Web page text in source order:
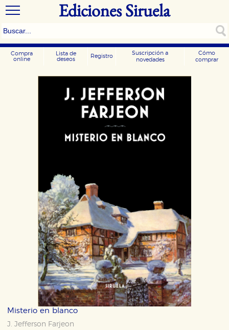
Ediciones Siruela
Compra
online
Lista de
deseos
Registro
Suscripción a
novedades
Cómo
comprar
Misterio en blanco
J. Jefferson Farjeon